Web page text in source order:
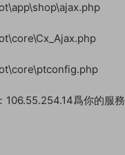
爲你的服務